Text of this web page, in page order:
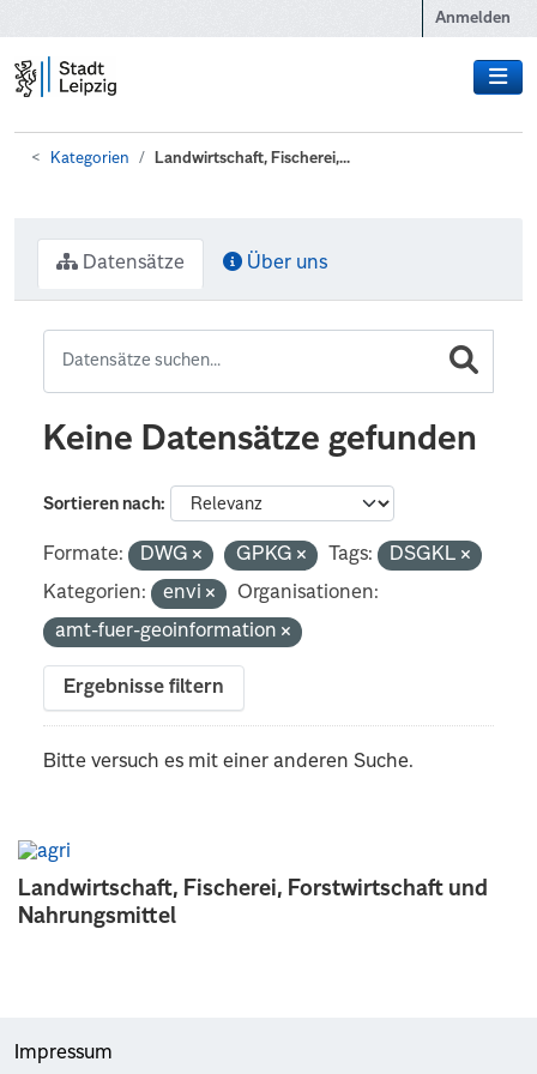
Anmelden
Kategorien Landwirtschaft, Fischerei,...
Landwirtschaft, Fischerei, Forstwirtschaft und
Nahrungsmittel
Datensätze Über uns
Keine Datensätze gefunden
Sortieren nach
Formate: DWG GPKG Tags:
DSGKL
Kategorien:
envi
Organisationen:
amt-fuer-geoinformation
Ergebnisse filtern
Bitte versuch es mit einer anderen Suche.
Impressum